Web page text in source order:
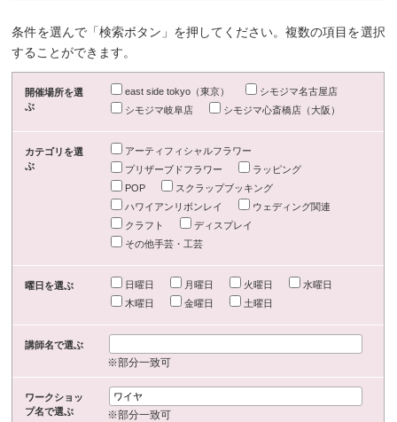
条件を選んで「検索ボタン」を押してください。複数の項目を選択
することができます。
開催場所を選
ぶ
east side tokyo（東京）
シモジマ名古屋店
シモジマ岐阜店
シモジマ心斎橋店（大阪）
カテゴリを選
ぶ
アーティフィシャルフラワー
プリザーブドフラワー
ラッピング
POP
スクラップブッキング
ハワイアンリボンレイ
ウェディング関連
クラフト
ディスプレイ
その他手芸・工芸
曜日を選ぶ 日曜日 月曜日 火曜日
水曜日
木曜日
金曜日 土曜日
講師名で選ぶ
※部分一致可
ワークショッ
プ名で選ぶ
※部分一致可